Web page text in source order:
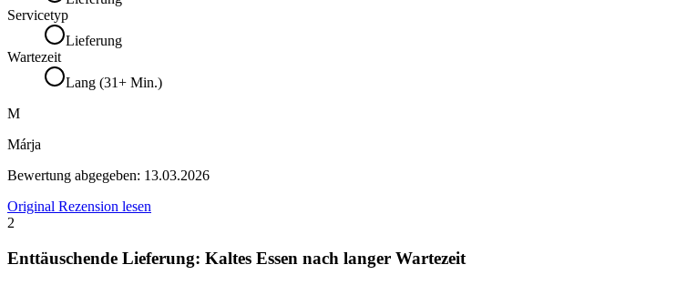
Servicetyp
Lieferung
Wartezeit
Lang (31+ Min.)
M
Márja
Bewertung abgegeben: 13.03.2026
Original Rezension lesen
2
Enttäuschende Lieferung: Kaltes Essen nach langer Wartezeit